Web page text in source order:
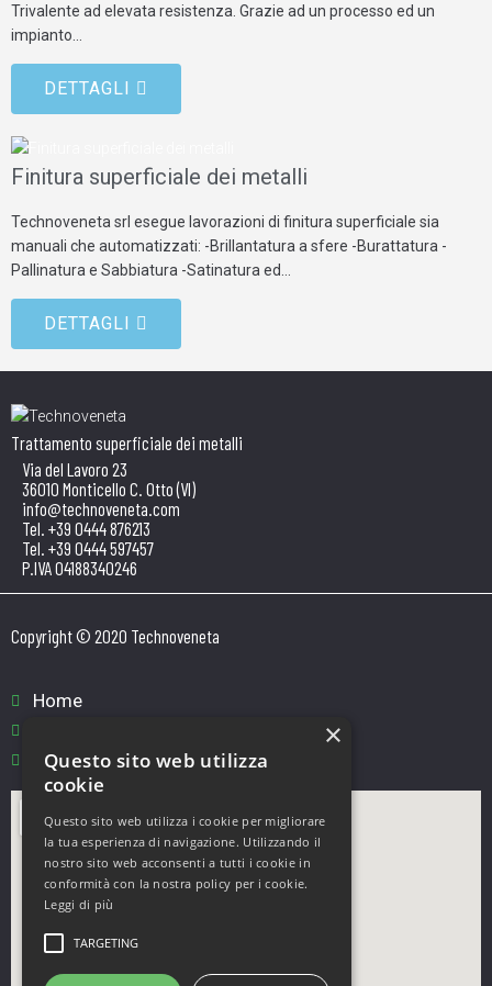
Trivalente ad elevata resistenza. Grazie ad un processo ed un
impianto…
DETTAGLI
Finitura superficiale dei metalli
Technoveneta srl esegue lavorazioni di finitura superficiale sia
manuali che automatizzati: -Brillantatura a sfere -Burattatura -
Pallinatura e Sabbiatura -Satinatura ed…
DETTAGLI
Trattamento superficiale dei metalli
Via del Lavoro 23
36010 Monticello C. Otto (VI)
info@technoveneta.com
Tel. +39 0444 876213
Tel. +39 0444 597457
P.IVA 04188340246
Copyright © 2020 Technoveneta
Home
Informativa GDPR
×
Questo sito web utilizza
cookie
Questo sito web utilizza i cookie per migliorare
la tua esperienza di navigazione. Utilizzando il
nostro sito web acconsenti a tutti i cookie in
conformità con la nostra policy per i cookie.
Leggi di più
TARGETING